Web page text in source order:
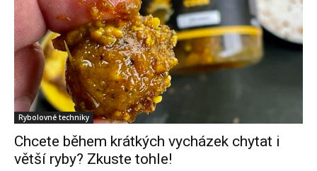
Rybolovné techniky
Chcete během krátkých vycházek chytat i
větší ryby? Zkuste tohle!